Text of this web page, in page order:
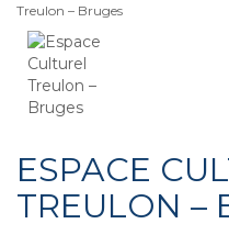
Treulon – Bruges
ESPACE
TREULON –